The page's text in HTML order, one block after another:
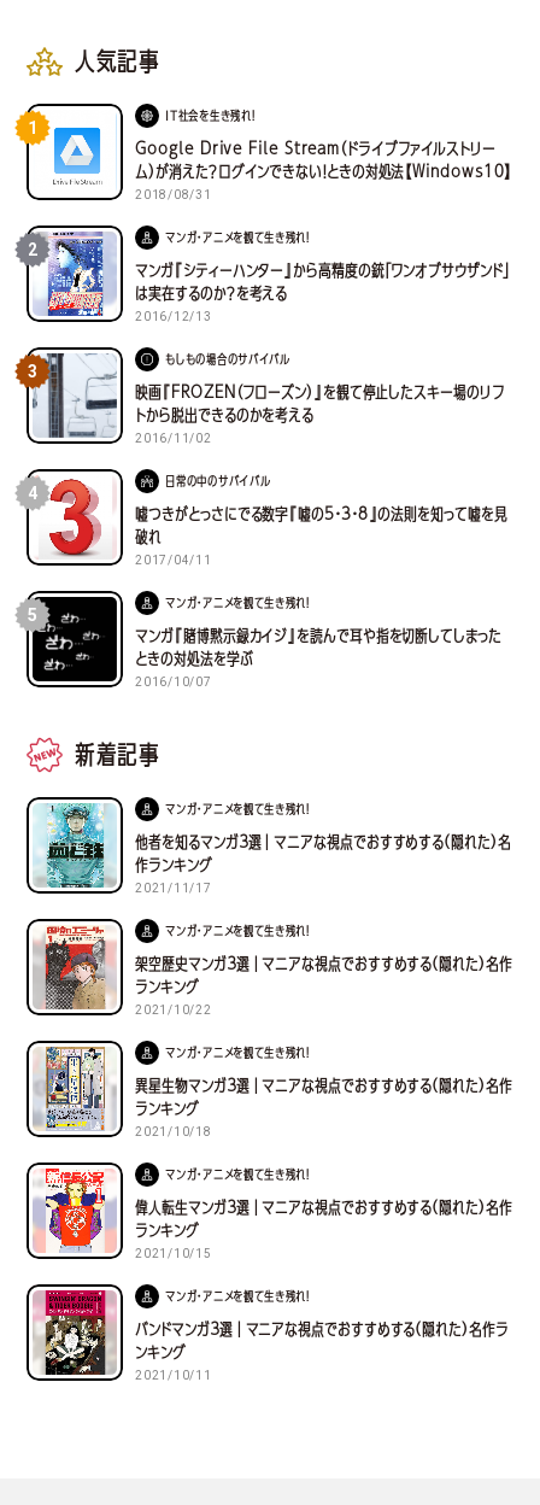
人気記事
1
IT社会を生き残れ！
Google Drive File Stream（ドライブファイルストリー
ム）が消えた？ログインできない！ときの対処法【Windows10】
2018/08/31
2
マンガ・アニメを観て生き残れ！
マンガ『シティーハンター』から高精度の銃「ワンオブサウザンド」
は実在するのか？を考える
2016/12/13
3
もしもの場合のサバイバル
映画『FROZEN（フローズン）』を観て停止したスキー場のリフ
トから脱出できるのかを考える
2016/11/02
4
日常の中のサバイバル
嘘つきがとっさにでる数字『嘘の5・3・8』の法則を知って嘘を見
破れ
2017/04/11
5
マンガ・アニメを観て生き残れ！
マンガ『賭博黙示録カイジ』を読んで耳や指を切断してしまった
ときの対処法を学ぶ
2016/10/07
新着記事
マンガ・アニメを観て生き残れ！
他者を知るマンガ３選｜マニアな視点でおすすめする(隠れた)名
作ランキング
2021/11/17
マンガ・アニメを観て生き残れ！
架空歴史マンガ３選｜マニアな視点でおすすめする(隠れた)名作
ランキング
2021/10/22
マンガ・アニメを観て生き残れ！
異星生物マンガ３選｜マニアな視点でおすすめする(隠れた)名作
ランキング
2021/10/18
マンガ・アニメを観て生き残れ！
偉人転生マンガ３選｜マニアな視点でおすすめする(隠れた)名作
ランキング
2021/10/15
マンガ・アニメを観て生き残れ！
バンドマンガ３選｜マニアな視点でおすすめする(隠れた)名作ラ
ンキング
2021/10/11